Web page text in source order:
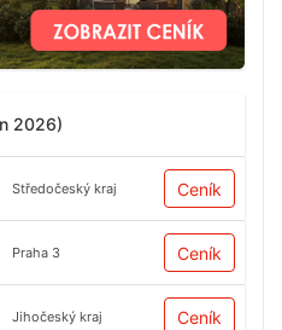
2026)
Středočeský kraj Ceník
Praha 3 Ceník
Jihočeský kraj Ceník